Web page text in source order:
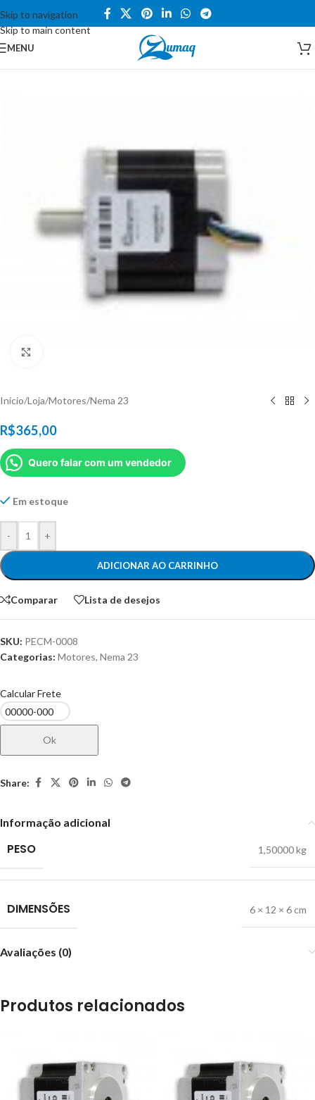
Skip to navigation
Skip to main content
MENU
Início/Loja/Motores/Nema 23
R$365,00
Quero falar com um vendedor
Em estoque
- +
ADICIONAR AO CARRINHO
Comparar Lista de desejos
SKU: PECM-0008
Categorias: Motores, Nema 23
Calcular Frete
Ok
Share:
Informação adicional
PESO 1,50000 kg
DIMENSÕES 6 × 12 × 6 cm
Avaliações (0)
Produtos relacionados